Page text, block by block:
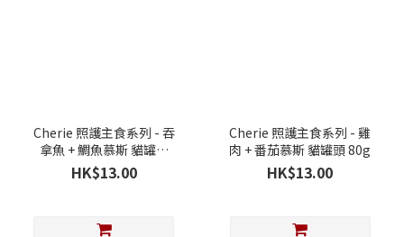
Cherie 照護主食系列 - 吞
拿魚 + 鯛魚慕斯 貓罐頭
80g
HK$13.00
Cherie 照護主食系列 - 雞
肉 + 番茄慕斯 貓罐頭 80g
HK$13.00